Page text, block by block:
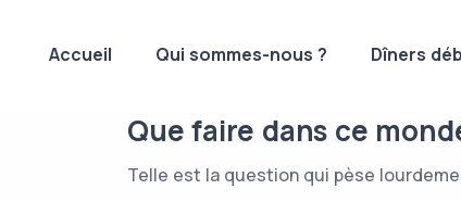
Accueil Qui sommes-nous ? Dîners
Que faire dans ce
Telle est la question qui pèse